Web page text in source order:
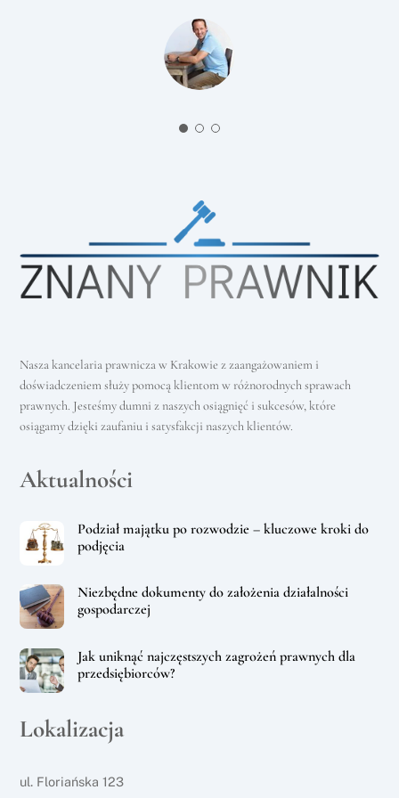
Klient
Nasza kancelaria prawnicza w Krakowie z zaangażowaniem i
doświadczeniem służy pomocą klientom w różnorodnych sprawach
prawnych. Jesteśmy dumni z naszych osiągnięć i sukcesów, które
osiągamy dzięki zaufaniu i satysfakcji naszych klientów.
Aktualności
Podział majątku po rozwodzie – kluczowe kroki do
podjęcia
Niezbędne dokumenty do założenia działalności
gospodarczej
Jak uniknąć najczęstszych zagrożeń prawnych dla
przedsiębiorców?
Lokalizacja
ul. Floriańska 123